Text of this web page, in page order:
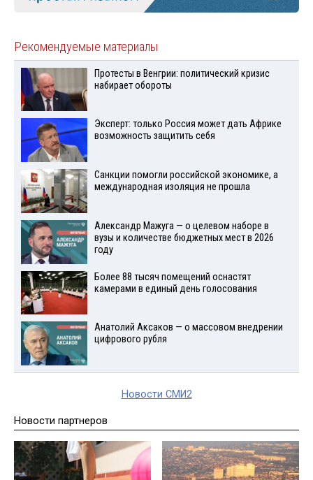
Рекомендуемые материалы
Протесты в Венгрии: политический кризис
набирает обороты
Эксперт: только Россия может дать Африке
возможность защитить себя
Санкции помогли российской экономике, а
международная изоляция не прошла
Александр Мажуга — о целевом наборе в
вузы и количестве бюджетных мест в 2026
году
Более 88 тысяч помещений оснастят
камерами в единый день голосования
Анатолий Аксаков — о массовом внедрении
цифрового рубля
Новости СМИ2
Новости партнеров